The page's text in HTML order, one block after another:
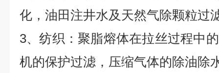
化，油田注井水及天然气除颗粒过
3、纺织：聚脂熔体在拉丝过程中
机的保护过滤，压缩气体的除油除